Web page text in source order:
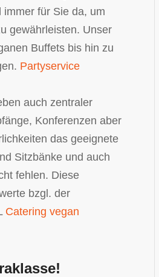
für Sie da, um
gewährleisten. Unser
Buffets bis hin zu
Partyservice
auch zentraler
Konferenzen aber
das geeignete
Sitzbänke und auch
fehlen. Diese
bzgl. der
Catering vegan